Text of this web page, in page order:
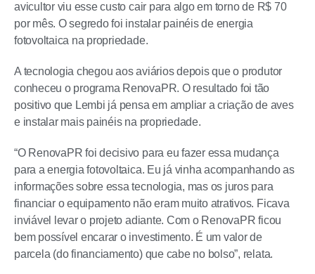
avicultor viu esse custo cair para algo em torno de R$ 70
por mês. O segredo foi instalar painéis de energia
fotovoltaica na propriedade.
A tecnologia chegou aos aviários depois que o produtor
conheceu o programa RenovaPR. O resultado foi tão
positivo que Lembi já pensa em ampliar a criação de aves
e instalar mais painéis na propriedade.
“O RenovaPR foi decisivo para eu fazer essa mudança
para a energia fotovoltaica. Eu já vinha acompanhando as
informações sobre essa tecnologia, mas os juros para
financiar o equipamento não eram muito atrativos. Ficava
inviável levar o projeto adiante. Com o RenovaPR ficou
bem possível encarar o investimento. É um valor de
parcela (do financiamento) que cabe no bolso”, relata.